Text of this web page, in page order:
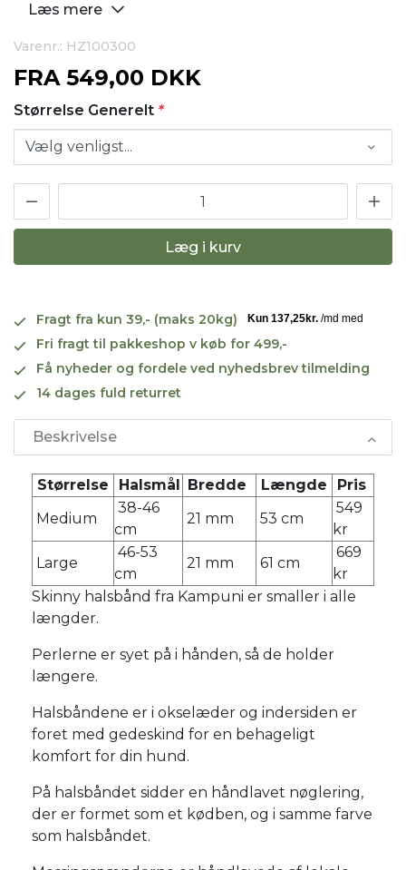
Læs mere
Varenr.: HZ100300
FRA 549,00 DKK
Størrelse Generelt *
Læg i kurv
Fragt fra kun 39,- (maks 20kg)
Fri fragt til pakkeshop v køb for 499,-
Få nyheder og fordele ved nyhedsbrev tilmelding
14 dages fuld returret
Beskrivelse
Størrelse Halsmål Bredde Længde
Pris
Medium
38-46
cm
21 mm 53 cm
549
kr
Large
46-53
cm
21 mm 61 cm
669
kr
Skinny halsbånd fra Kampuni er smaller i alle
længder.
Perlerne er syet på i hånden, så de holder
længere.
Halsbåndene er i okselæder og indersiden er
foret med gedeskind for en behageligt
komfort for din hund.
På halsbåndet sidder en håndlavet nøglering,
der er formet som et kødben, og i samme farve
som halsbåndet.